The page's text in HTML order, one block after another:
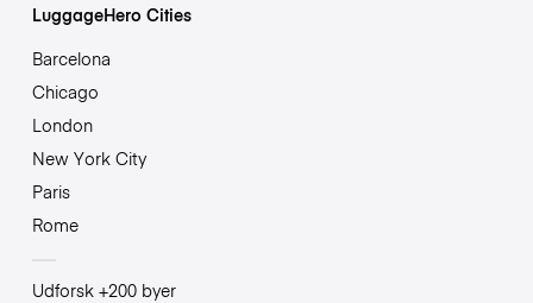
LuggageHero Cities
Barcelona
Chicago
London
New York City
Paris
Rome
Udforsk +200 byer